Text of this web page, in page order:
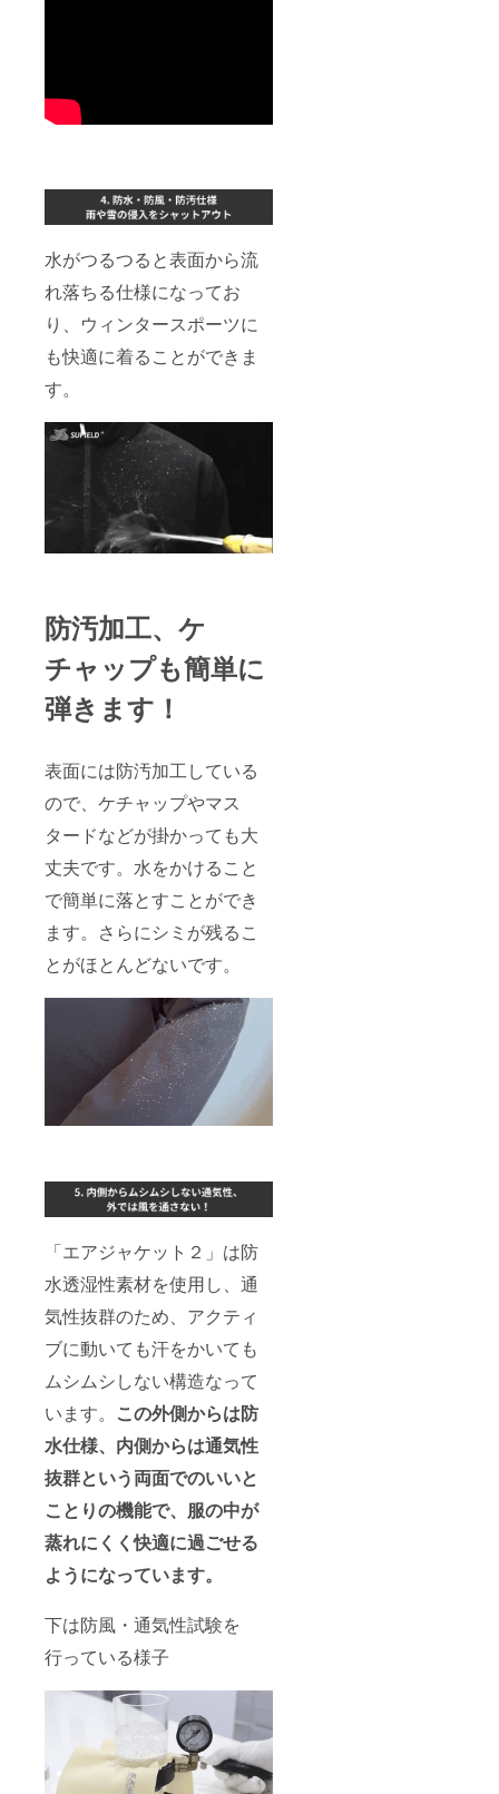
水がつるつると表面から流
れ落ちる仕様になってお
り、ウィンタースポーツに
も快適に着ることができま
す。
防汚加工、ケ
チャップも簡単に
弾きます！
表面には防汚加工している
ので、ケチャップやマス
タードなどが掛かっても大
丈夫です。水をかけること
で簡単に落とすことができ
ます。さらにシミが残るこ
とがほとんどないです。
「エアジャケット２」は防
水透湿性素材を使用し、通
気性抜群のため、アクティ
ブに動いても汗をかいても
ムシムシしない構造なって
います。 この外側からは防
水仕様、内側からは通気性
抜群という両面でのいいと
ことりの機能で、服の中が
蒸れにくく快適に過ごせる
ようになっています。
下は防風・通気性試験を
行っている様子